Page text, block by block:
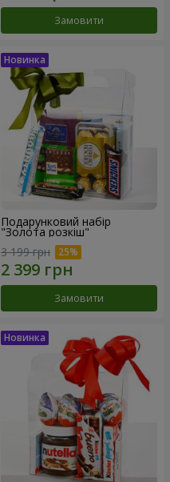
Замовити
Подарунковий набір
"Золота розкіш"
3 199 грн
Замовити